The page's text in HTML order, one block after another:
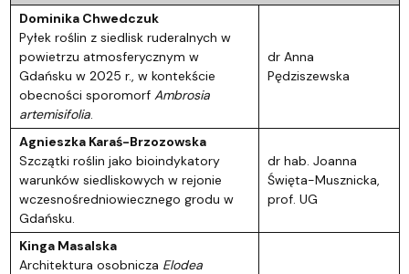
Dominika Chwedczuk
Pyłek roślin z siedlisk ruderalnych w
powietrzu atmosferycznym w
Gdańsku w 2025 r., w kontekście
obecności sporomorf Ambrosia
artemisifolia.
dr Anna
Pędziszewska
Agnieszka Karaś-Brzozowska
Szczątki roślin jako bioindykatory
warunków siedliskowych w rejonie
wczesnośredniowiecznego grodu w
Gdańsku.
dr hab. Joanna
Święta-Musznicka,
prof. UG
Kinga Masalska
Architektura osobnicza Elodea